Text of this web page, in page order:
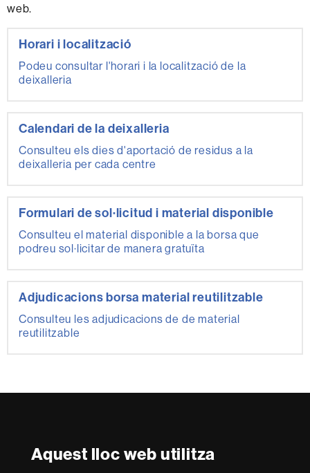
Aquest lloc web utilitza
web.
Informació
complementària
Horari i localització
Podeu consultar l'horari i la localització de la
deixalleria
Calendari de la deixalleria
Consulteu els dies d'aportació de residus a la
deixalleria per cada centre
Formulari de sol·licitud i material disponible
Consulteu el material disponible a la borsa que
podreu sol·licitar de manera gratuïta
Adjudicacions borsa material reutilitzable
Consulteu les adjudicacions de de material
reutilitzable